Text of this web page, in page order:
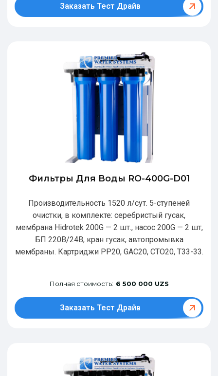
Заказать Тест Драйв
Фильтры Для Воды RO-400G-D01
Производительность 1520 л/сут. 5-ступеней
очистки, в комплекте: серебристый гусак,
мембрана Hidrotek 200G — 2 шт., насос 200G — 2 шт,
БП 220В/24В, кран гусак, автопромывка
мембраны. Картриджи РР20, GAC20, CTO20, T33-33.
Полная стоимость: 6 500 000 UZS
Заказать Тест Драйв